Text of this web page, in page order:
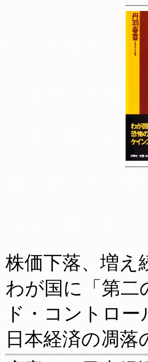
株価下落、増え
わが国に「第二
ド・コントロー
日本経済の凋落